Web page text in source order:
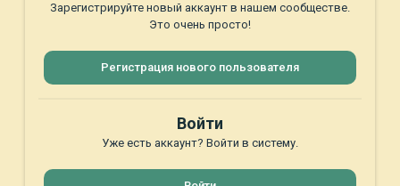
Зарегистрируйте новый аккаунт в нашем сообществе.
Это очень просто!
Регистрация нового пользователя
Войти
Уже есть аккаунт? Войти в систему.